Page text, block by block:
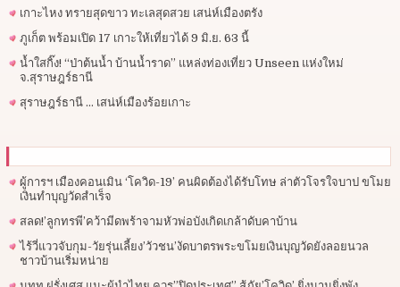
เกาะไหง ทรายสุดขาว ทะเลสุดสวย เสน่ห์เมืองตรัง
ภูเก็ต พร้อมเปิด 17 เกาะให้เที่ยวได้ 9 มิ.ย. 63 นี้
น้ำใสกิ๊ง! “ป่าต้นน้ำ บ้านน้ำราด” แหล่งท่องเที่ยว Unseen แห่งใหม่
จ.สุราษฎร์ธานี
สุราษฎร์ธานี … เสน่ห์เมืองร้อยเกาะ
ผู้การฯ​ เมืองคอนเมิน ‘โควิด-19’ คนผิดต้องได้รับโทษ ล่าตัวโจรใจบาป ขโมย
เงินทำบุญวัดสำเร็จ
สลด!’ลูกทรพี’คว้ามีดพร้าจามหัวพ่อบังเกิดเกล้าดับคาบ้าน
ไร้วี่แววจับกุม-วัยรุ่นเลี้ยง’วัวชน’งัดบาตรพระขโมยเงินบุญวัดยังลอยนวล
ชาวบ้านเริ่มหน่าย